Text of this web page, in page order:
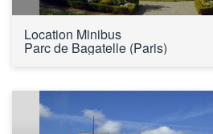
Location Minibus
Parc de Bagatelle (Paris)